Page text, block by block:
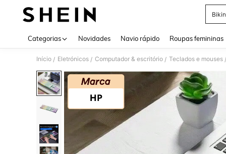
Categorias Novidades Navio rápido Roupas femininas
Início / Eletrónicos / Computador & escritório / Teclados e mouses /